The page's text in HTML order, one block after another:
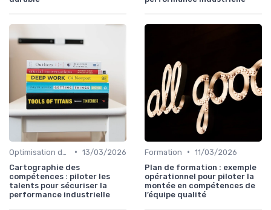
• 13/03/2026
Cartographie des
compétences : piloter les
talents pour sécuriser la
performance industrielle
Formation • 11/03/2026
Plan de formation : exemple
opérationnel pour piloter la
montée en compétences de
l’équipe qualité